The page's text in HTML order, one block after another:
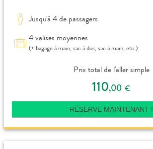
Jusqu'à 4 de passagers
4 valises moyennes
(+ bagage à main, sac à dos, sac à main, etc.)
Prix total de l'aller simple
110,00 €
RÉSERVE MAINTENANT !